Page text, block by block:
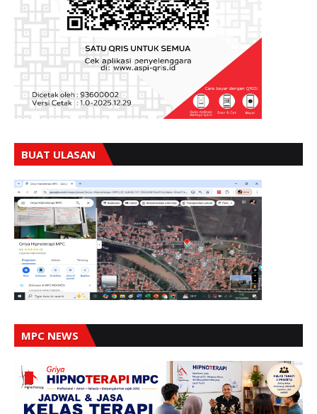
BUAT ULASAN
MPC NEWS